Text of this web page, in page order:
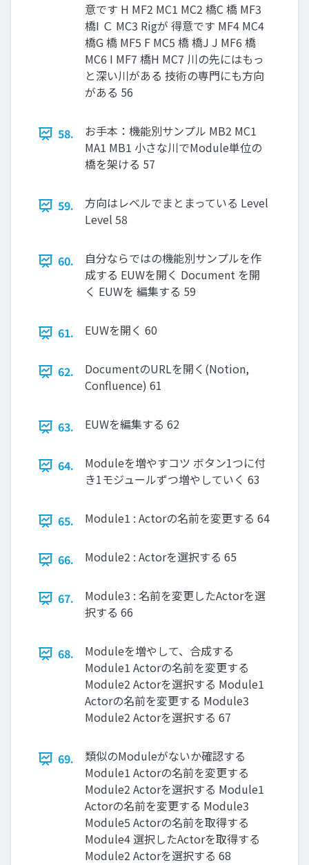
意です H MF2 MC1 MC2 橋C 橋 MF3
橋I Ｃ MC3 Rigが 得意です MF4 MC4
橋G 橋 MF5 F MC5 橋 橋J J MF6 橋
MC6 I MF7 橋H MC7 川の先にはもっ
と深い川がある 技術の専門にも方向
がある 56
58.
お手本：機能別サンプル MB2 MC1
MA1 MB1 小さな川でModule単位の
橋を架ける 57
59.
方向はレベルでまとまっている Level
Level 58
60.
自分ならではの機能別サンプルを作
成する EUWを開く Document を開
く EUWを 編集する 59
61. EUWを開く 60
62.
DocumentのURLを開く(Notion,
Confluence) 61
63. EUWを編集する 62
64.
Moduleを増やすコツ ボタン1つに付
き1モジュールずつ増やしていく 63
65. Module1 : Actorの名前を変更する 64
66. Module2 : Actorを選択する 65
67.
Module3 : 名前を変更したActorを選
択する 66
68.
Moduleを増やして、合成する
Module1 Actorの名前を変更する
Module2 Actorを選択する Module1
Actorの名前を変更する Module3
Module2 Actorを選択する 67
69.
類似のModuleがないか確認する
Module1 Actorの名前を変更する
Module2 Actorを選択する Module1
Actorの名前を変更する Module3
Module5 Actorの名前を取得する
Module4 選択したActorを取得する
Module2 Actorを選択する 68